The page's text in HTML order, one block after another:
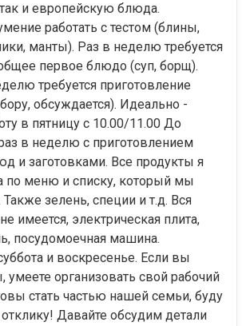
и европейскую блюда.
работать с тестом (блины,
манты). Раз в неделю требуется
первое блюдо (суп, борщ).
требуется приготовление
обсуждается). Идеально -
в пятницу с 10.00/11.00 До
в неделю с приготовлением
и заготовками. Все продукты я
по меню и списку, который мы
зелень, специи и т.д. Вся
имеется, электрическая плита,
посудомоечная машина.
и воскресенье. Если вы
умеете организовать свой рабочий
стать частью нашей семьи, буду
Давайте обсудим детали